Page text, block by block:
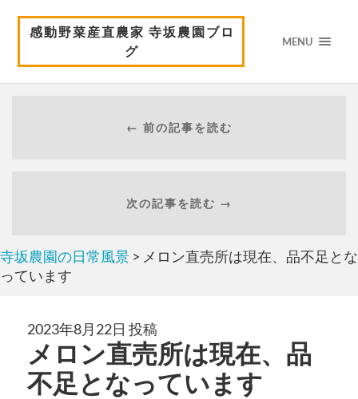
感動野菜産直農家 寺坂農園ブロ
グ
MENU
← 前の記事を読む
次の記事を読む →
寺坂農園の日常風景 > メロン直売所は現在、品不足とな
っています
2023年8月22日 投稿
メロン直売所は現在、品
不足となっています